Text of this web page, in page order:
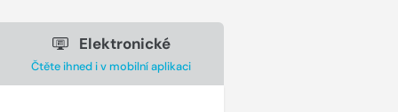
Elektronické
Čtěte ihned i v mobilní aplikaci